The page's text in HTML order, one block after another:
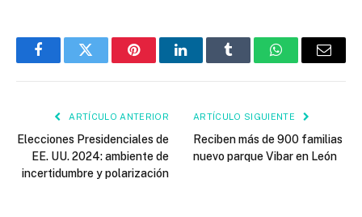
FacebookTwitter PinterestLinkedInTumblr WhatsAppEmail
ARTÍCULO ANTERIOR
Elecciones Presidenciales de
EE. UU. 2024: ambiente de
incertidumbre y polarización
ARTÍCULO SIGUIENTE
Reciben más de 900 familias
nuevo parque Vibar en León